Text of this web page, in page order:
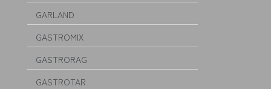
GARLAND
GASTROMIX
GASTRORAG
GASTROTAR